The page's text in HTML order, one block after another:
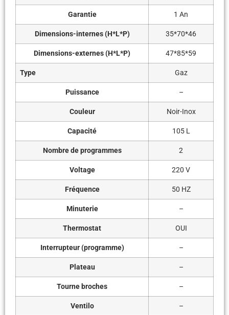
Garantie 1 An
Dimensions-internes (H*L*P) 35*70*46
Dimensions-externes (H*L*P) 47*85*59
Type Gaz
Puissance –
Couleur Noir-Inox
Capacité 105 L
Nombre de programmes 2
Voltage 220 V
Fréquence 50 HZ
Minuterie –
Thermostat OUI
Interrupteur (programme) –
Plateau –
Tourne broches –
Ventilo –